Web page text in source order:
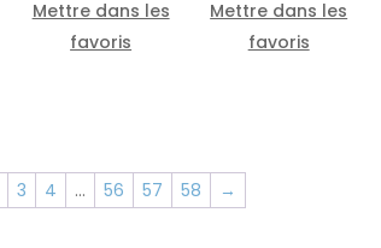
Mettre dans les
favoris
Mettre dans les
favoris
3 4 … 56 57 58 →